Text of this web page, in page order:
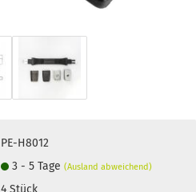
PE-H8012
3 - 5 Tage(Ausland abweichend)
4Stück